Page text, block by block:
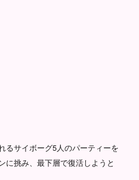
るサイボーグ5人のパーティーを
に挑み、最下層で復活しようと